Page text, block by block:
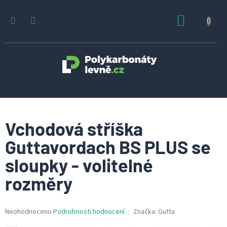
obsah
Vchodová stříška
Guttavordach BS PLUS se
sloupky - volitelné
rozměry
Průměrné
Neohodnoceno Podrobnosti hodnocení Značka: Gutta